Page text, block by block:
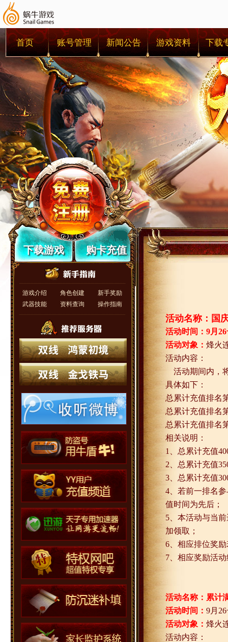
首页 账号管理 新闻公告 游戏资料 下载
下载游戏 购卡充值
游戏介绍 角色创建
新手奖励
武器技能
资料查询 操作指南
活动名称：国
活动时间： 9月 26
活动对象： 烽火
活动内容：
活动期间内，
具体如下：
总累计充值排名
总累计充值排名
总累计充值排名
相关说明：
1
、总累计充值
2 、总累计充值
3 、总累计充值
4 、若前一排名
值时间为先后；
5 、本活动与当
加领取；
6 、相应排位奖
7 、相应奖励活
活动名称：累计
活动时间： 9月 26
活动对象： 烽火
活动内容：